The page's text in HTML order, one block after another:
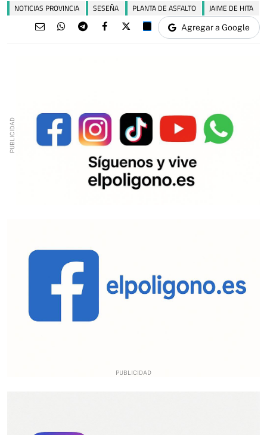
NOTICIAS PROVINCIA SESEÑA PLANTA DE ASFALTO JAIME DE HITA
Agregar a Google